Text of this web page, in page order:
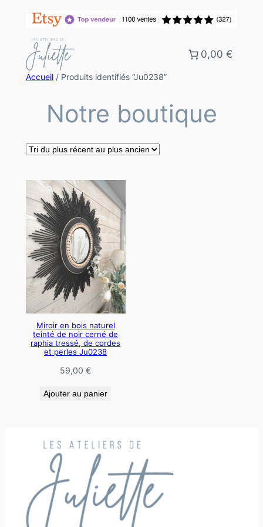
0,00 €
Accueil/ Produits identifiés “Ju0238”
Notre boutique
Miroir en bois naturel
teinté de noir cerné de
raphia tressé, de cordes
et perles Ju0238
59,00€
Ajouter au panier